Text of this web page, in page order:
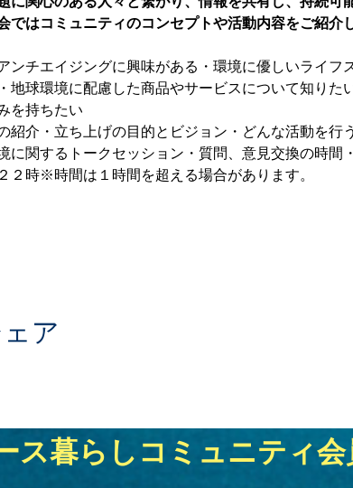
ではコミュニティのコンセプトや活動内容をご紹介
ンチエイジングに興味がある・環境に優しいライフ
地球環境に配慮した商品やサービスについて知りた
を持ちたい
紹介・立ち上げの目的とビジョン・どんな活動を行
に関するトークセッション・質問、意見交換の時間
２時※時間は１時間を超える場合があります。
ア
ス暮らしコミュニティ会